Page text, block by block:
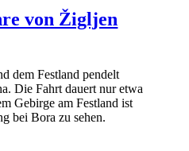
von Žigljen
dem Festland pendelt
Die Fahrt dauert nur etwa
Gebirge am Festland ist
bei Bora zu sehen.